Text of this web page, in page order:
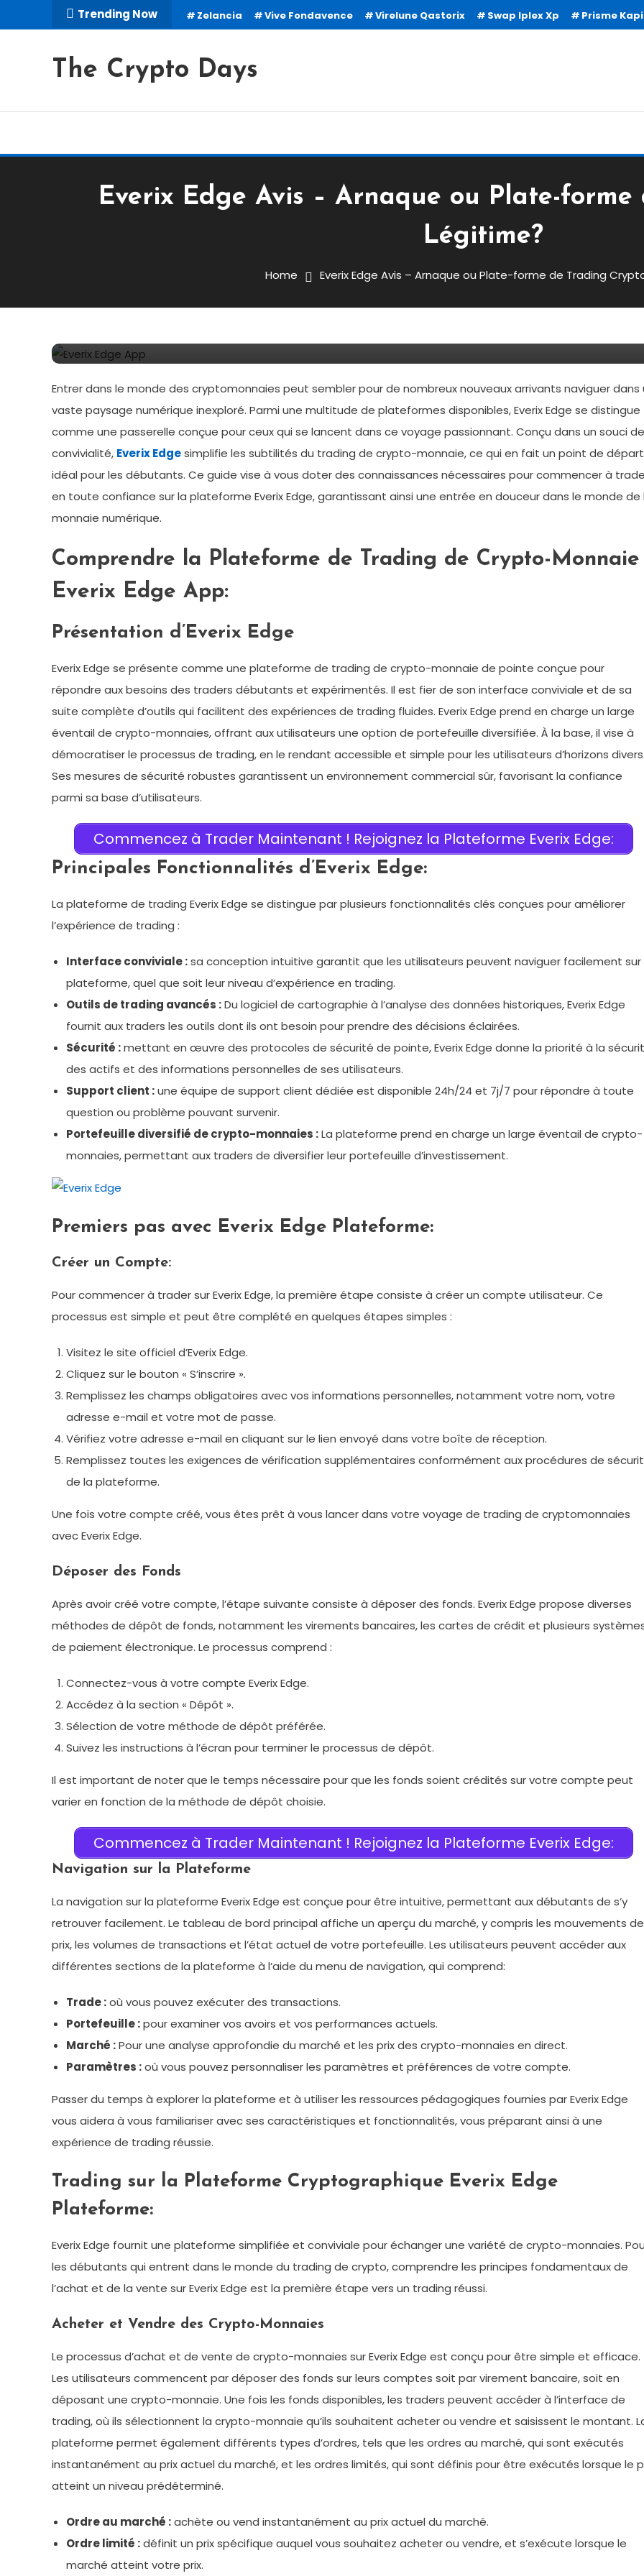
To
Trending Now Zelancia Vive Fondavence Virelune Qastorix Swap Iplex Xp Prisme
The Crypto Days
Everix Edge Avis – Arnaque ou Plate-
Légitime?
Home Everix Edge Avis – Arnaque ou Plate-forme de Trading
Everix Edge Avis – Arnaque Ou Plate-Forme De
Entrer dans le monde des cryptomonnaies peut sembler pour de nombreux nouveaux arrivants naviguer dans
vaste paysage numérique inexploré. Parmi une multitude de plateformes disponibles, Everix Edge se distingue
comme une passerelle conçue pour ceux qui se lancent dans ce voyage passionnant. Conçu dans un souci de
convivialité, Everix Edgesimplifie les subtilités du trading de crypto-monnaie, ce qui en fait un point de départ
idéal pour les débutants. Ce guide vise à vous doter des connaissances nécessaires pour commencer à
en toute confiance sur la plateforme Everix Edge, garantissant ainsi une entrée en douceur dans le monde de
monnaie numérique.
Comprendre la Plateforme de Trading de Crypto-Monnaie
Everix Edge App:
Présentation d’Everix Edge
Everix Edge se présente comme une plateforme de trading de crypto-monnaie de pointe conçue pour
répondre aux besoins des traders débutants et expérimentés. Il est fier de son interface conviviale et de sa
suite complète d’outils qui facilitent des expériences de trading fluides. Everix Edge prend en charge un large
éventail de crypto-monnaies, offrant aux utilisateurs une option de portefeuille diversifiée. À la base, il vise à
démocratiser le processus de trading, en le rendant accessible et simple pour les utilisateurs d’horizons
Ses mesures de sécurité robustes garantissent un environnement commercial sûr, favorisant la confiance
parmi sa base d’utilisateurs.
Commencez à Trader Maintenant ! Rejoignez la Plateforme Everix Edge:
Principales Fonctionnalités d’Everix Edge:
La plateforme de trading Everix Edge se distingue par plusieurs fonctionnalités clés conçues pour améliorer
l’expérience de trading :
Interface conviviale :sa conception intuitive garantit que les utilisateurs peuvent naviguer facilement sur
plateforme, quel que soit leur niveau d’expérience en trading.
Outils de trading avancés :Du logiciel de cartographie à l’analyse des données historiques, Everix Edge
fournit aux traders les outils dont ils ont besoin pour prendre des décisions éclairées.
Sécurité :mettant en œuvre des protocoles de sécurité de pointe, Everix Edge donne la priorité à la
des actifs et des informations personnelles de ses utilisateurs.
Support client :une équipe de support client dédiée est disponible 24h/24 et 7j/7 pour répondre à toute
question ou problème pouvant survenir.
Portefeuille diversifié de crypto-monnaies :La plateforme prend en charge un large éventail de crypto-
monnaies, permettant aux traders de diversifier leur portefeuille d’investissement.
Premiers pas avec Everix Edge Plateforme:
Créer un Compte:
Pour commencer à trader sur Everix Edge, la première étape consiste à créer un compte utilisateur. Ce
processus est simple et peut être complété en quelques étapes simples :
Visitez le site officiel d’Everix Edge.
Cliquez sur le bouton « S’inscrire ».
Remplissez les champs obligatoires avec vos informations personnelles, notamment votre nom, votre
adresse e-mail et votre mot de passe.
Vérifiez votre adresse e-mail en cliquant sur le lien envoyé dans votre boîte de réception.
Remplissez toutes les exigences de vérification supplémentaires conformément aux procédures de
de la plateforme.
Une fois votre compte créé, vous êtes prêt à vous lancer dans votre voyage de trading de cryptomonnaies
avec Everix Edge.
Déposer des Fonds
Après avoir créé votre compte, l’étape suivante consiste à déposer des fonds. Everix Edge propose diverses
méthodes de dépôt de fonds, notamment les virements bancaires, les cartes de crédit et plusieurs
de paiement électronique. Le processus comprend :
Connectez-vous à votre compte Everix Edge.
Accédez à la section « Dépôt ».
Sélection de votre méthode de dépôt préférée.
Suivez les instructions à l’écran pour terminer le processus de dépôt.
Il est important de noter que le temps nécessaire pour que les fonds soient crédités sur votre compte peut
varier en fonction de la méthode de dépôt choisie.
Commencez à Trader Maintenant ! Rejoignez la Plateforme Everix Edge:
Navigation sur la Plateforme
La navigation sur la plateforme Everix Edge est conçue pour être intuitive, permettant aux débutants de s’y
retrouver facilement. Le tableau de bord principal affiche un aperçu du marché, y compris les mouvements de
prix, les volumes de transactions et l’état actuel de votre portefeuille. Les utilisateurs peuvent accéder aux
différentes sections de la plateforme à l’aide du menu de navigation, qui comprend:
Trade :où vous pouvez exécuter des transactions.
Portefeuille :pour examiner vos avoirs et vos performances actuels.
Marché :Pour une analyse approfondie du marché et les prix des crypto-monnaies en direct.
Paramètres :où vous pouvez personnaliser les paramètres et préférences de votre compte.
Passer du temps à explorer la plateforme et à utiliser les ressources pédagogiques fournies par Everix Edge
vous aidera à vous familiariser avec ses caractéristiques et fonctionnalités, vous préparant ainsi à une
expérience de trading réussie.
Trading sur la Plateforme Cryptographique Everix Edge
Plateforme:
Everix Edge fournit une plateforme simplifiée et conviviale pour échanger une variété de crypto-monnaies.
les débutants qui entrent dans le monde du trading de crypto, comprendre les principes fondamentaux de
l’achat et de la vente sur Everix Edge est la première étape vers un trading réussi.
Acheter et Vendre des Crypto-Monnaies
Le processus d’achat et de vente de crypto-monnaies sur Everix Edge est conçu pour être simple et efficace.
Les utilisateurs commencent par déposer des fonds sur leurs comptes soit par virement bancaire, soit en
déposant une crypto-monnaie. Une fois les fonds disponibles, les traders peuvent accéder à l’interface de
trading, où ils sélectionnent la crypto-monnaie qu’ils souhaitent acheter ou vendre et saisissent le montant.
plateforme permet également différents types d’ordres, tels que les ordres au marché, qui sont exécutés
instantanément au prix actuel du marché, et les ordres limités, qui sont définis pour être exécutés lorsque le
atteint un niveau prédéterminé.
Ordre au marché :achète ou vend instantanément au prix actuel du marché.
Ordre limité :définit un prix spécifique auquel vous souhaitez acheter ou vendre, et s’exécute lorsque le
marché atteint votre prix.